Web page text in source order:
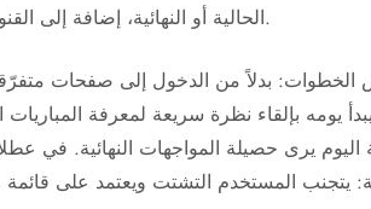
الحالية أو النهائية، إضافة إلى القنوات الناقلة عندما تكون معلنة.
الخطوات: بدلاً من الدخول إلى صفحات
يومه بإلقاء نظرة سريعة لمعرفة المباريات
اليوم يرى حصيلة المواجهات النهائية. في
يتجنب المستخدم التشتت ويعتمد على